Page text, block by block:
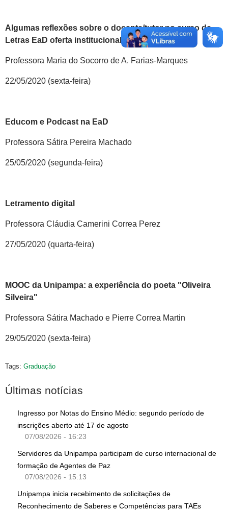
Algumas reflexões sobre o docente/tutor no curso de
Letras EaD oferta institucional
Professora Maria do Socorro de A. Farias-Marques
22/05/2020 (sexta-feira)
Educom e Podcast na EaD
Professora Sátira Pereira Machado
25/05/2020 (segunda-feira)
Letramento digital
Professora Cláudia Camerini Correa Perez
27/05/2020 (quarta-feira)
MOOC da Unipampa: a experiência do poeta "Oliveira
Silveira"
Professora Sátira Machado e Pierre Correa Martin
29/05/2020 (sexta-feira)
Tags: Graduação
Últimas notícias
Ingresso por Notas do Ensino Médio: segundo período de
inscrições aberto até 17 de agosto
07/08/2026 - 16:23
Servidores da Unipampa participam de curso internacional de
formação de Agentes de Paz
07/08/2026 - 15:13
Unipampa inicia recebimento de solicitações de
Reconhecimento de Saberes e Competências para TAEs